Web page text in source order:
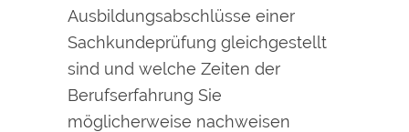
Ausbildungsabschlüsse einer
Sachkundeprüfung gleichgestellt
sind und welche Zeiten der
Berufserfahrung Sie
möglicherweise nachweisen